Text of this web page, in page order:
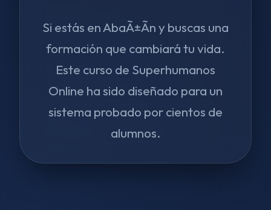
Si estás en AbaÃ±Ã­n y buscas una
formación que cambiará tu vida.
Este curso de Superhumanos
Online ha sido diseñado para un
sistema probado por cientos de
alumnos.